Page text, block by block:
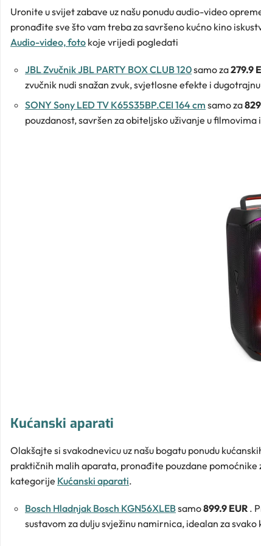
Uronite u svijet zabave uz našu ponudu audio-video
pronađite sve što vam treba za savršeno kućno kino
Audio-video, foto koje vrijedi pogledati
JBL Zvučnik JBL PARTY BOX CLUB 120samo za279.9
zvučnik nudi snažan zvuk, svjetlosne efekte i
SONY Sony LED TV K65S35BP.CEI 164 cm samo za
pouzdanost, savršen za obiteljsko uživanje u filmovima
Kućanski aparati
Olakšajte si svakodnevicu uz našu bogatu ponudu
praktičnih malih aparata, pronađite pouzdane
kategorije Kućanski aparati.
Bosch Hladnjak Bosch KGN56XLEBsamo899.9 EUR .
sustavom za dulju svježinu namirnica, idealan za svako